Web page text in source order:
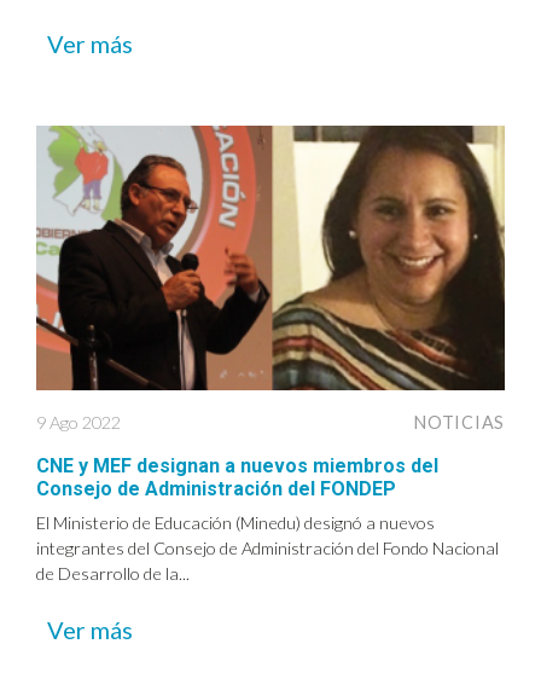
Ver más
9 Ago 2022 NOTICIAS
CNE y MEF designan a nuevos miembros del
Consejo de Administración del FONDEP
El Ministerio de Educación (Minedu) designó a nuevos
integrantes del Consejo de Administración del Fondo Nacional
de Desarrollo de la...
Ver más